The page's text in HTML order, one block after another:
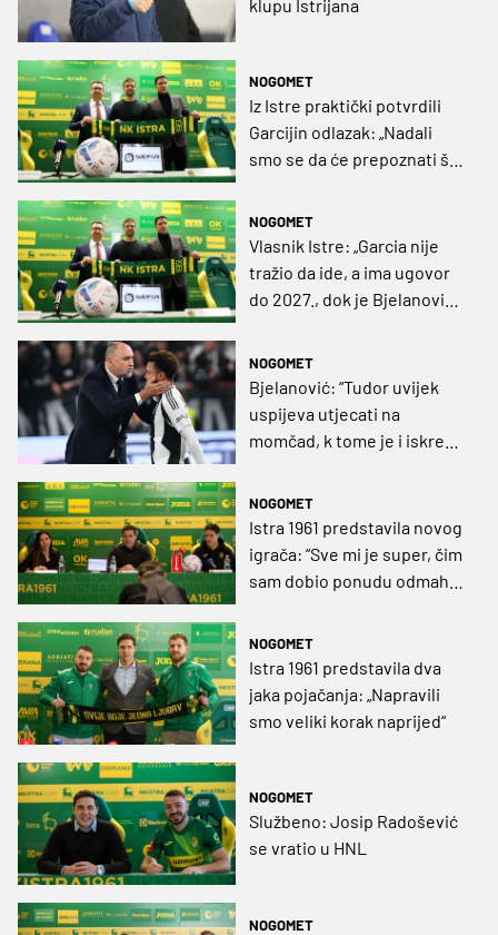
klupu Istrijana
NOGOMET
Iz Istre praktički potvrdili
Garcijin odlazak: „Nadali
smo se da će prepoznati što
drugačije”
NOGOMET
Vlasnik Istre: „Garcia nije
tražio da ide, a ima ugovor
do 2027., dok je Bjelanović
NOGOMET
Bjelanović: “Tudor uvijek
uspijeva utjecati na
momčad, k tome je i iskren,
NOGOMET
Istra 1961 predstavila novog
igrača: “Sve mi je super, čim
sam dobio ponudu odmah
NOGOMET
Istra 1961 predstavila dva
jaka pojačanja: „Napravili
smo veliki korak naprijed“
NOGOMET
Službeno: Josip Radošević
se vratio u HNL
NOGOMET